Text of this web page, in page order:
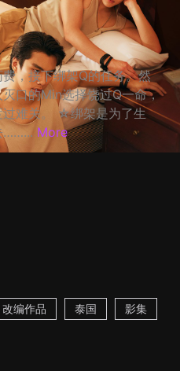
，接下绑架Q的任务。然
口的Min选择饶过Q一命，
过难关。 ☆绑架是为了生
……... More
改编作品 泰国 影集